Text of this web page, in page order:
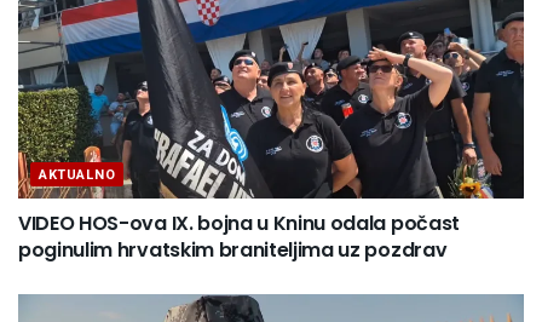
AKTUALNO
VIDEO HOS-ova IX. bojna u Kninu odala počast
poginulim hrvatskim braniteljima uz pozdrav